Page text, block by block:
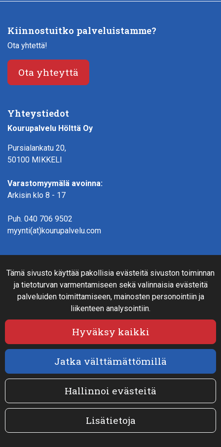
Tämä sivusto käyttää pakollisia evästeitä sivuston toiminnan
ja tietoturvan varmentamiseen sekä valinnaisia evästeitä
palveluiden toimittamiseen, mainosten personointiin ja
liikenteen analysointiin.
Hyväksy kaikki
Jatka välttämättömillä
Hallinnoi evästeitä
Lisätietoja
Kiinnostuitko palveluistamme?
Ota yhtettä!
Ota yhteyttä
Yhteystiedot
Kourupalvelu Hölttä Oy
Pursialankatu 20,
50100 MIKKELI
Varastomyymälä avoinna:
Arkisin klo 8 - 17
Puh. 040 706 9502
myynti(at)kourupalvelu.com
Rahoitus
Näin teet ostoksia verkkokaupassa
Sopimusehdot- ja toimitusehdot
Seuraa sosiaalisessa mediassa
Facebook